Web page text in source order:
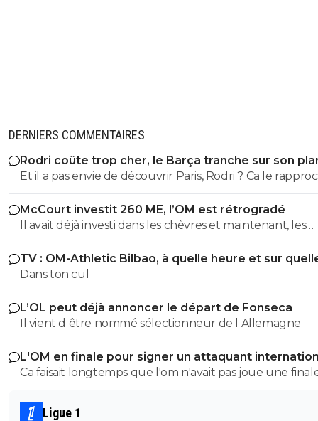
DERNIERS COMMENTAIRES
Rodri coûte trop cher, le Barça tranche sur son
Et il a pas envie de découvrir Paris, Rodri ? Ca le
de l'Espagne, c'est déjà ca 😅
McCourt investit 260 ME, l’OM est rétrogradé
Il avait déjà investi dans les chèvres et maintenant, les
cheveaux !
TV : OM-Athletic Bilbao, à quelle heure et sur
chaîne ?
Dans ton cul
L’OL peut déjà annoncer le départ de Fonseca
Il vient d être nommé sélectionneur de l Allemagne
L'OM en finale pour signer un attaquant
Ca faisait longtemps que l'om n'avait pas joue une
Ligue 1